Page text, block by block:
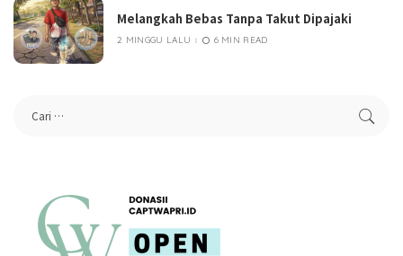
Melangkah Bebas Tanpa Takut Dipajaki
2 MINGGU LALU 6 MIN READ